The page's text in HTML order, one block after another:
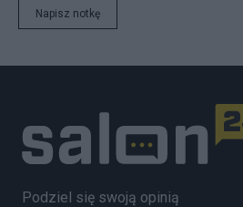
Napisz notkę
Podziel się swoją opinią